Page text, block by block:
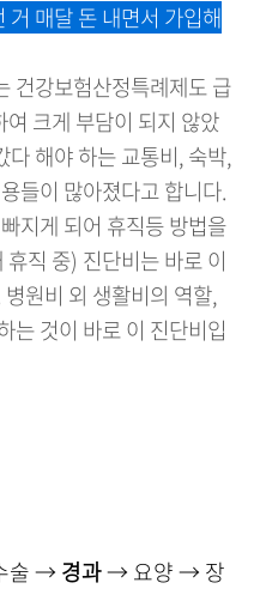
거 매달 돈 내면서 가입해
건강보험산정특례제도 급
크게 부담이 되지 않았
다 해야 하는 교통비, 숙박,
들이 많아졌다고 합니다.
지게 되어 휴직등 방법을
직 중) 진단비는 바로 이
원비 외 생활비의 역할,
는 것이 바로 이 진단비입
술 → 경과→ 요양 → 장